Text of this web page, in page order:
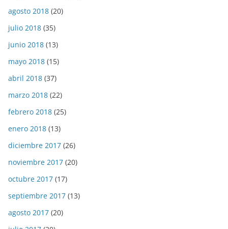
agosto 2018 (20)
julio 2018 (35)
junio 2018 (13)
mayo 2018 (15)
abril 2018 (37)
marzo 2018 (22)
febrero 2018 (25)
enero 2018 (13)
diciembre 2017 (26)
noviembre 2017 (20)
octubre 2017 (17)
septiembre 2017 (13)
agosto 2017 (20)